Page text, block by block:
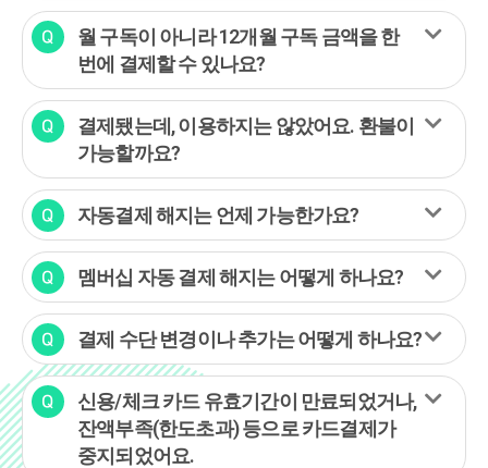
월 구독이 아니라 12개월 구독 금액을 한
번에 결제할 수 있나요?
결제됐는데, 이용하지는 않았어요. 환불이
가능할까요?
자동결제 해지는 언제 가능한가요?
멤버십 자동 결제 해지는 어떻게 하나요?
결제 수단 변경이나 추가는 어떻게 하나요?
신용/체크 카드 유효기간이 만료되었거나,
잔액부족(한도초과) 등으로 카드결제가
중지되었어요.